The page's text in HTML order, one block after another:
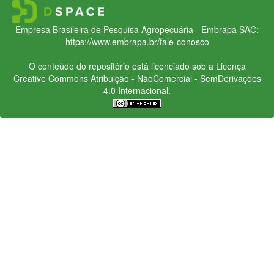
Empresa Brasileira de Pesquisa Agropecuária - Embrapa SAC:
https://www.embrapa.br/fale-conosco
O conteúdo do repositório está licenciado sob a Licença
Creative CommonsAtribuição - NãoComercial - SemDerivações
4.0 Internacional.